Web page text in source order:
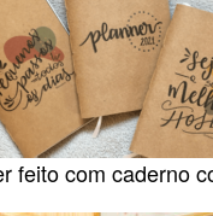
feito com caderno